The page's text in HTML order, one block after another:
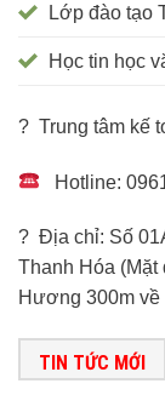
Lớp đào tạo
Học tin học
? Trung tâm kế
Hotline:
? Địa chỉ: Số
Thanh Hóa
Hương 300m
TIN TỨC MỚI